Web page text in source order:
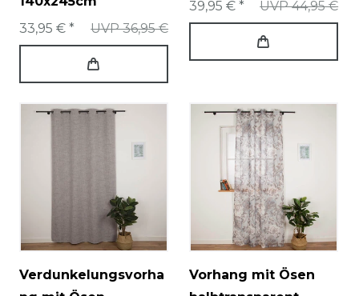
UVP 36,95 €
33,95 € *
UVP 44,95 €
39,95 € *
Verdunkelungsvorha
Vorhang mit Ösen